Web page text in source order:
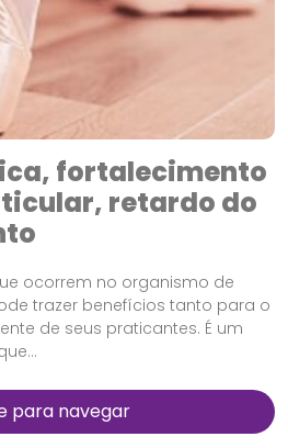
fortalecimento
retardo do
ocorrem no organismo de
trazer benefícios tanto para o
de seus praticantes. É um
para navegar